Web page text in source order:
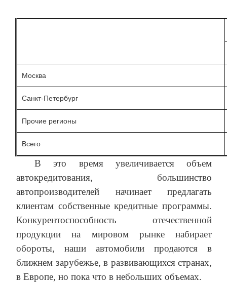
Москва
Санкт-Петербург
Прочие регионы
Всего
В это время увеличивается объем
автокредитования, большинство
автопроизводителей начинает предлагать
клиентам собственные кредитные программы.
Конкурентоспособность отечественной
продукции на мировом рынке набирает
обороты, наши автомобили продаются в
ближнем зарубежье, в развивающихся странах,
в Европе, но пока что в небольших объемах.